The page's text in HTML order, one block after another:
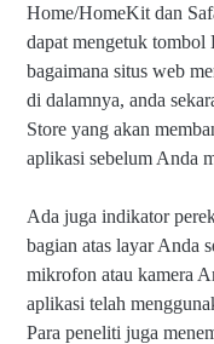
Home/HomeKit dan
dapat mengetuk tombol
bagaimana situs web
di dalamnya, anda
Store yang akan
aplikasi sebelum Anda
Ada juga indikator
bagian atas layar Anda
mikrofon atau kamera
aplikasi telah
Para peneliti juga